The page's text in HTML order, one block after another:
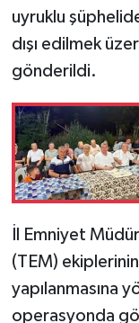
uyruklu
dışı edilmek
gönderildi.
İl Emniyet
(TEM)
yapılanmasına
operasyonda